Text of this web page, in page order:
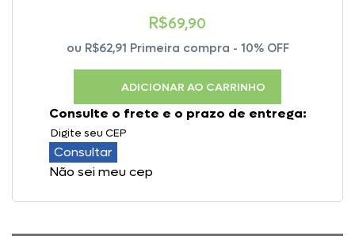
R$69,90
ou R$62,91 Primeira compra - 10% OFF
ADICIONAR AO CARRINHO
Consulte o frete e o prazo de entrega:
Consultar
Não sei meu cep